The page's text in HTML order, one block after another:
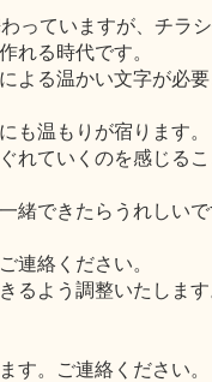
っていますが、チラ
れる時代です。
よる温かい文字が必
も温もりが宿ります。
れていくのを感じるこ
緒できたらうれしいで
連絡ください。
よう調整いたします
。ご連絡ください。